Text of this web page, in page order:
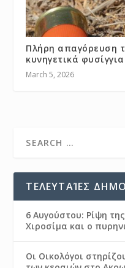
Πλήρη απαγόρευση
κυνηγετικά
March 5, 2026
ΤΕΛΕΥΤΑΊΕΣ
6 Αυγούστου: Ρίψη
Χιροσίμα και ο
Οι Οικολόγοι